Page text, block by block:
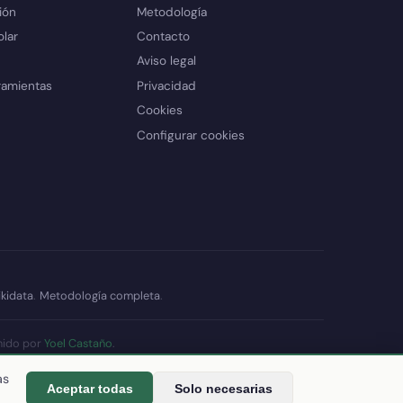
Metodología
Contacto
Aviso legal
Privacidad
Cookies
Configurar cookies
. Metodología completa.
por Yoel Castaño.
Aceptar todas Solo necesarias